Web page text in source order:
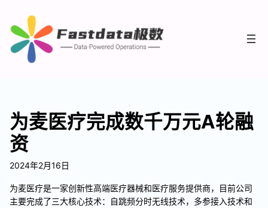
为麦医疗完成数千万元A轮融
资
2024年2月16日
为麦医疗是一家创新性高端医疗器械和医疗服务提供商，目前公司
主要完成了三大核心技术：自跳频分时无线技术，多参接入技术和